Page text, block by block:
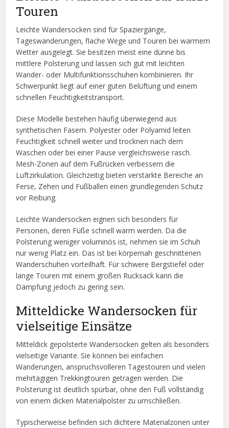
Touren
Leichte Wandersocken sind für Spaziergänge,
Tageswanderungen, flache Wege und Touren bei warmem
Wetter ausgelegt. Sie besitzen meist eine dünne bis
mittlere Polsterung und lassen sich gut mit leichten
Wander- oder Multifunktionsschuhen kombinieren. Ihr
Schwerpunkt liegt auf einer guten Belüftung und einem
schnellen Feuchtigkeitstransport.
Diese Modelle bestehen häufig überwiegend aus
synthetischen Fasern. Polyester oder Polyamid leiten
Feuchtigkeit schnell weiter und trocknen nach dem
Waschen oder bei einer Pause vergleichsweise rasch.
Mesh-Zonen auf dem Fußrücken verbessern die
Luftzirkulation. Gleichzeitig bieten verstärkte Bereiche an
Ferse, Zehen und Fußballen einen grundlegenden Schutz
vor Reibung.
Leichte Wandersocken eignen sich besonders für
Personen, deren Füße schnell warm werden. Da die
Polsterung weniger voluminös ist, nehmen sie im Schuh
nur wenig Platz ein. Das ist bei körpernah geschnittenen
Wanderschuhen vorteilhaft. Für schwere Bergstiefel oder
lange Touren mit einem großen Rucksack kann die
Dämpfung jedoch zu gering sein.
Mitteldicke Wandersocken für
vielseitige Einsätze
Mitteldick gepolsterte Wandersocken gelten als besonders
vielseitige Variante. Sie können bei einfachen
Wanderungen, anspruchsvolleren Tagestouren und vielen
mehrtägigen Trekkingtouren getragen werden. Die
Polsterung ist deutlich spürbar, ohne den Fuß vollständig
von einem dicken Materialpolster zu umschließen.
Typischerweise befinden sich dichtere Materialzonen unter